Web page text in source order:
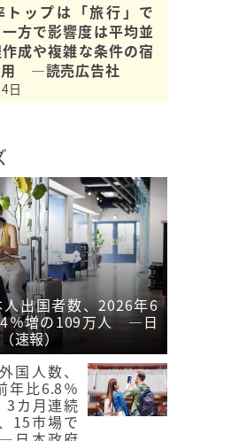
トップは「旅行」で
方で影響度は平均並
成や複雑な条件の宿
用 ―読売広告社
日
出国者数、2026年6
％増の109万人 ―日
速報）
国人数、
年比6.8％
3カ月連続
15市場で